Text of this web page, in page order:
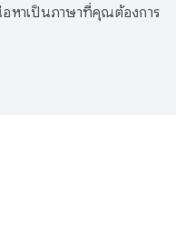
หาเป็นภาษาที่คุณต้องการ